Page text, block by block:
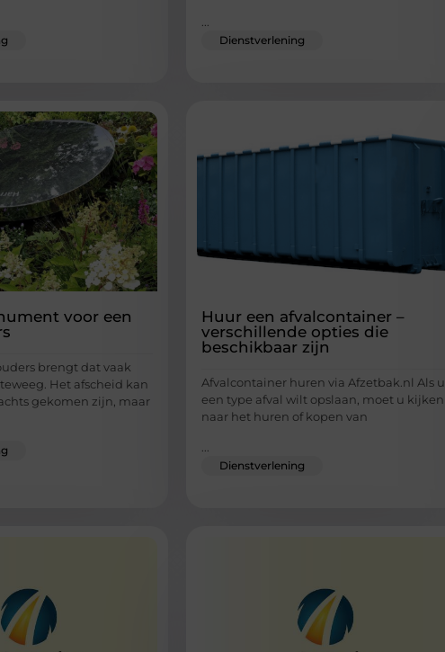
...
Dienstverlening
voor een
brengt dat vaak
Het afscheid kan
gekomen zijn, maar
Huur een afvalcontainer –
verschillende opties die
beschikbaar zijn
Afvalcontainer huren via Afzetbak.nl Als u
een type afval wilt opslaan, moet u kijken
naar het huren of kopen van
Dienstverlening